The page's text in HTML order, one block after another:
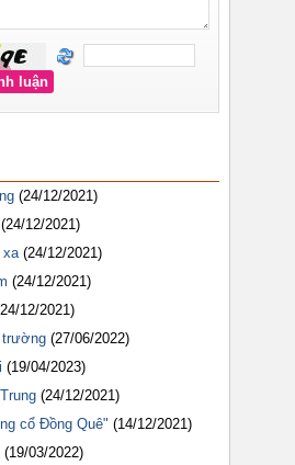
(24/12/2021)
(24/12/2021)
xa (24/12/2021)
(24/12/2021)
12/2021)
trường (27/06/2022)
(19/04/2023)
(24/12/2021)
cổ Đồng Quê" (14/12/2021)
(19/03/2022)